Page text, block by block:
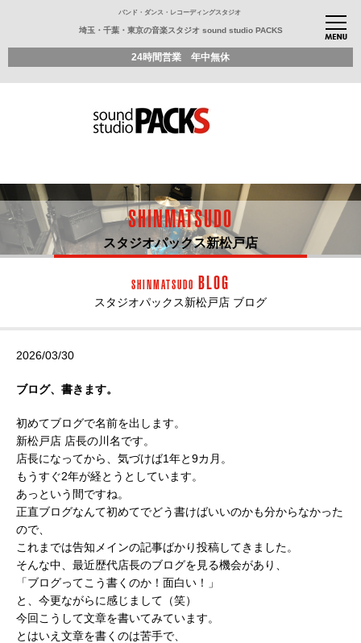
バンド・ダンス・レコーディングスタジオ
埼玉・千葉・東京の音楽スタジオ sound studio PACKS
24時間営業 年中無休
SHINMATSUDO
スタジオパックス新松戸店
SHINMATSUDO BLOG
スタジオパックス新松戸店 ブログ
2026/03/30
ブログ、書きます。
初めてブログで名前を出します。
新松戸店 店長の川名です。
店長になってから、気づけば1年と9カ月。
もうすぐ2年が経とうとしています。
あっという間ですね。
正直ブログなんて初めてでどう書けばいいのかも分からなかった
ので、
これまでは告知メインの記事ばかり投稿してきました。
そんな中、最近歴代店長のブログを見る機会があり、
「ブログってこう書くのか！面白い！」
と、今更ながらに感じまして（笑）
今回こうして文章を書いてみています。
とはいえ文章を書くのは苦手で、